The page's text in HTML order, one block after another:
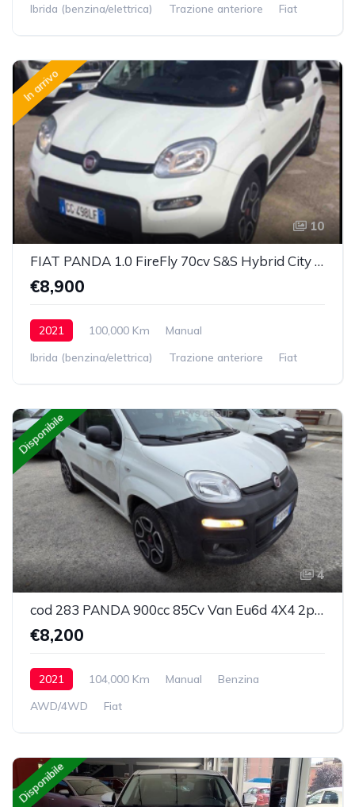
Ibrida (benzina/elettrica)
Trazione anteriore Fiat
In arrivo
10
FIAT PANDA 1.0 FireFly 70cv S&S Hybrid City Life
€8,900
2021 100,000 Km
Manual
Ibrida (benzina/elettrica)
Trazione anteriore Fiat
Disponibile
4
cod 283 PANDA 900cc 85Cv Van Eu6d 4X4 2p.POP
€8,200
2021 104,000 Km Manual
Benzina
AWD/4WD
Fiat
Disponibile